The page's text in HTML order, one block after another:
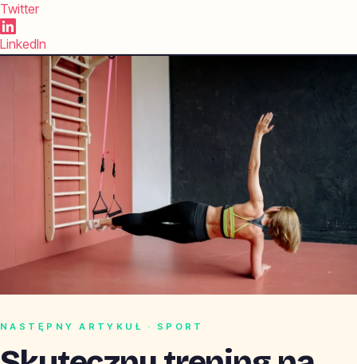
Twitter
LinkedIn
NASTĘPNY ARTYKUŁ · SPORT